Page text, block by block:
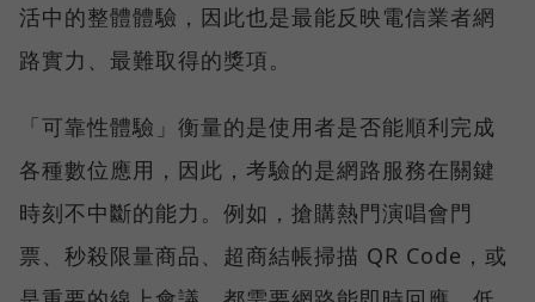
活中的整體體驗，因此也是最能反映電信業者網
路實力、最難取得的獎項。
「可靠性體驗」衡量的是使用者是否能順利完成
各種數位應用，因此，考驗的是網路服務在關鍵
時刻不中斷的能力。例如，搶購熱門演唱會門
票、秒殺限量商品、超商結帳掃描 QR Code，或